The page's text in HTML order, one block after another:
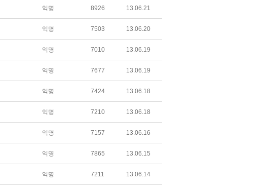
익명 8926 13.06.21
익명 7503 13.06.20
익명 7010 13.06.19
익명 7677 13.06.19
익명 7424 13.06.18
익명 7210 13.06.18
익명 7157 13.06.16
익명 7865 13.06.15
익명 7211 13.06.14